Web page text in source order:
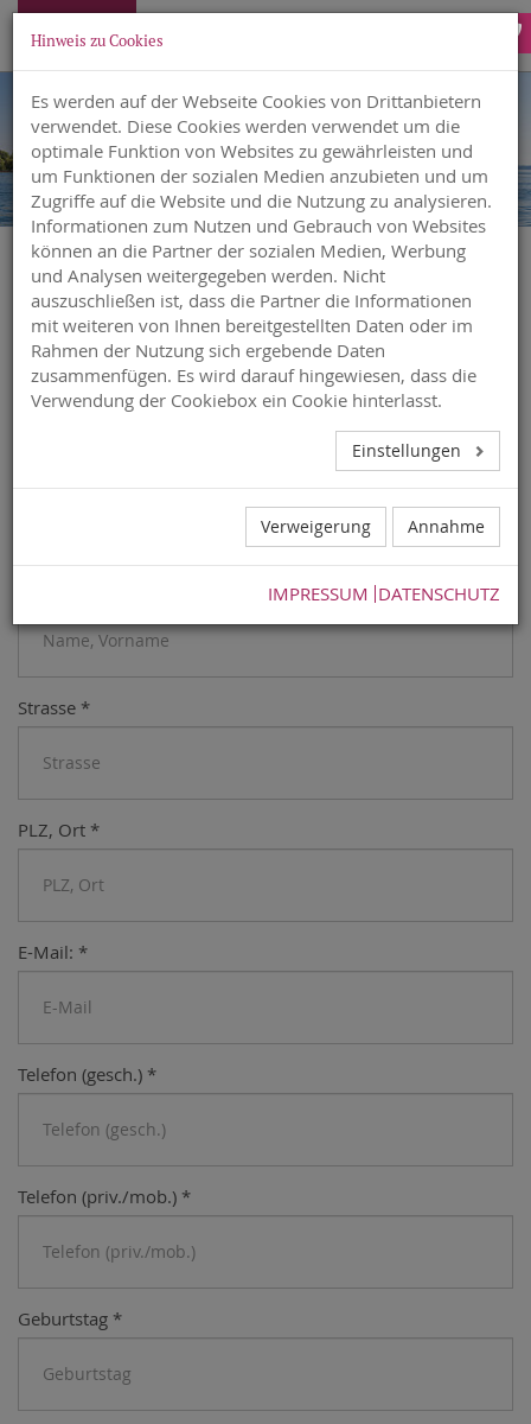
SEMINARTANMELDEUNG
Strasse *
PLZ, Ort *
E-Mail: *
Telefon (gesch.) *
Telefon (priv./mob.) *
Geburtstag *
Hinweis zu Cookies
Es werden auf der Webseite Cookies von Drittanbietern
verwendet. Diese Cookies werden verwendet um die
optimale Funktion von Websites zu gewährleisten und
um Funktionen der sozialen Medien anzubieten und um
Zugriffe auf die Website und die Nutzung zu analysieren.
Informationen zum Nutzen und Gebrauch von Websites
können an die Partner der sozialen Medien, Werbung
und Analysen weitergegeben werden. Nicht
auszuschließen ist, dass die Partner die Informationen
mit weiteren von Ihnen bereitgestellten Daten oder im
Rahmen der Nutzung sich ergebende Daten
zusammenfügen. Es wird darauf hingewiesen, dass die
Verwendung der Cookiebox ein Cookie hinterlasst.
Einstellungen
Verweigerung Annahme
IMPRESSUM DATENSCHUTZ